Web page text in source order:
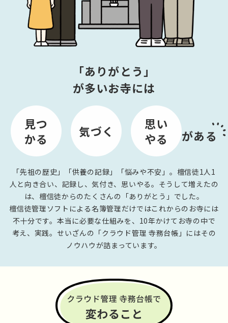
「ありがとう」
が多いお寺には
見つ
かる
気づく
思い
やる
がある
「先祖の歴史」「供養の記録」「悩みや不安」。檀信徒1人1
人と向き合い、記録し、気付き、思いやる。そうして増えたの
は、檀信徒からのたくさんの「ありがとう」でした。
檀信徒管理ソフトによる名簿管理だけではこれからのお寺には
不十分です。本当に必要な仕組みを、10年かけてお寺の中で
考え、実践。せいざんの「クラウド管理 寺務台帳」にはその
ノウハウが詰まっています。